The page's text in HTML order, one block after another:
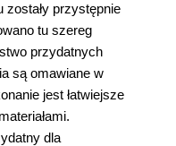
zostały przystępnie
tu szereg
przydatnych
są omawiane w
jest łatwiejsze
dla